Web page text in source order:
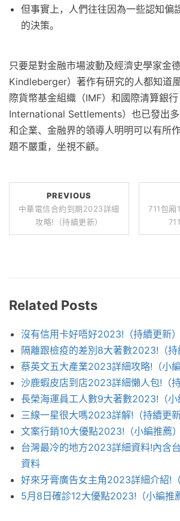
但事實上，人們往往因為一些認知偏
的決策。
只要是對金融市場波動及經濟史學家金
Kindleberger）著作有研究的人都知道
際貨幣基金組織（IMF）和國際清算銀
International Settlements）也已發出
和企業、金融界的領導人明明可以有所
題不嚴重，坐視不顧。
PREVIOUS
中華電信合約到期2023詳細
攻略!（持續更新）
711包
Related Posts
沒有信用卡好唔好2023!（持續更新）
隔離跟檢疫的差別8大著數2023!（持
蔡英文五大產業2023詳細攻略!（小編
沙鹿蝦皮店到店2023詳細懶人包!（持
長榮海運員工人數9大著數2023!（小
三線一星很大嗎2023詳解!（持續更新
文案行銷10大優點2023!（小編推薦）
台灣最冷的地方2023詳細資料!內含
資料
好來牙膏廣告女主角2023詳細介紹!（
5月8日確診12大優點2023!（小編推